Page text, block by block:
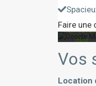
Faire une
de
En savoir
plus
Vos
Location